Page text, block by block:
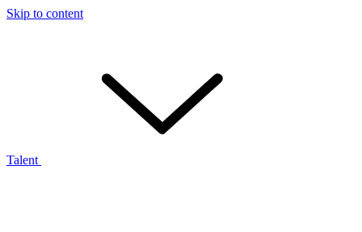
Skip to content
Talent